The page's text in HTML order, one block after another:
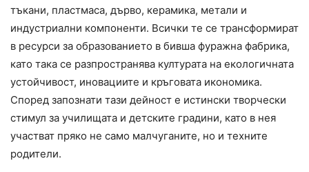
тъкани, пластмаса, дърво, керамика, метали и
индустриални компоненти. Всички те се трансформират
в ресурси за образованието в бивша фуражна фабрика,
като така се разпространява културата на екологичната
устойчивост, иновациите и кръговата икономика.
Според запознати тази дейност е истински творчески
стимул за училищата и детските градини, като в нея
участват пряко не само малчуганите, но и техните
родители.